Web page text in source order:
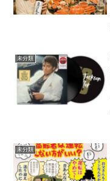
未分類
未分類